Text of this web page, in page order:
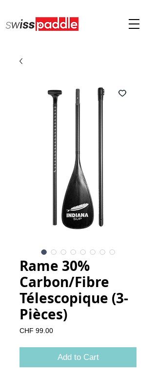
Rame 30%
Carbon/Fibre
Télescopique (3-
Pièces)
CHF 99.00Price
Add to Cart